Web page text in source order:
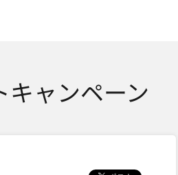
キャンペーン